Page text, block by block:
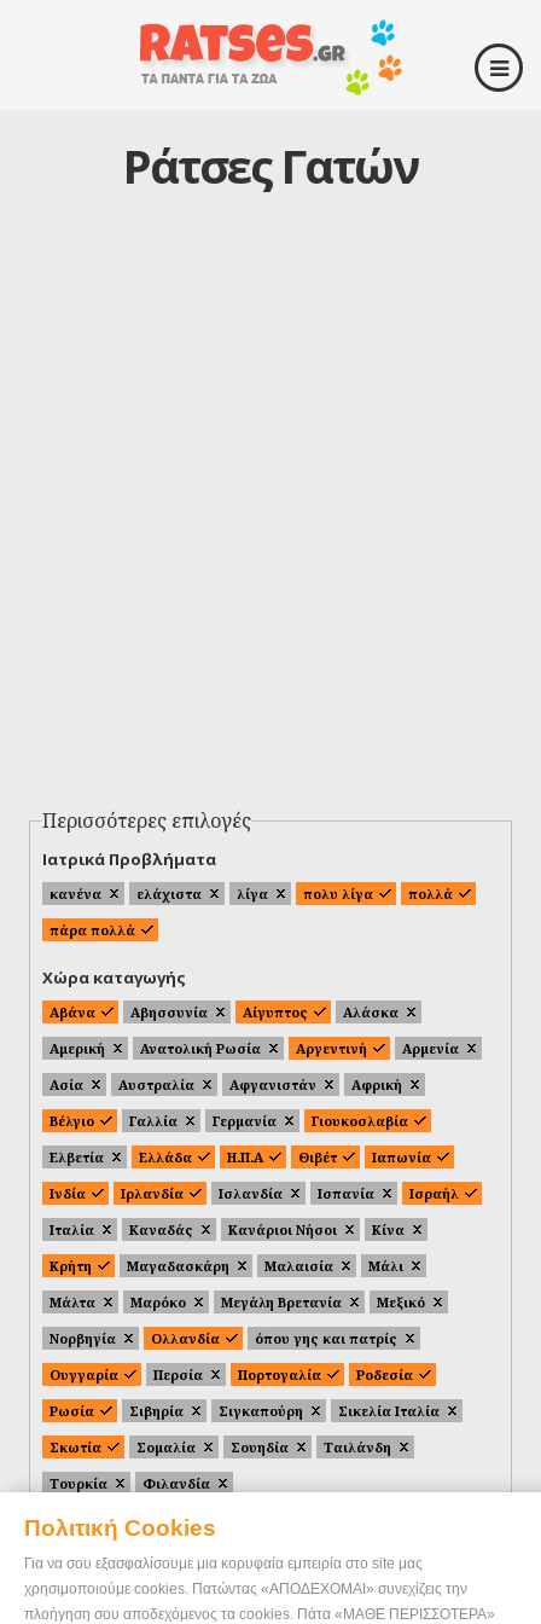
Πολιτική Cookies
Για να σου εξασφαλίσουμε μια κορυφαία εμπειρία στο site μας
χρησιμοποιούμε cookies. Πατώντας «ΑΠΟΔΕΧΟΜΑΙ» συνεχίζεις την
πλοήγηση σου αποδεχόμενος τα cookies. Πάτα «ΜΑΘΕ ΠΕΡΙΣΣΟΤΕΡΑ»
Ράτσες Γατών
Περισσότερες επιλογές
Ιατρικά Προβλήματα
κανένα ελάχιστα λίγα πολυ λίγα
πολλά
πάρα πολλά
Χώρα καταγωγής
Αβάνα Αβησσυνία Αίγυπτος
Αλάσκα
Αμερική
Ανατολική Ρωσία Αργεντινή
Αρμενία
Ασία
Αυστραλία Αφγανιστάν
Αφρική
Βέλγιο
Γαλλία Γερμανία
Γιουκοσλαβία
Ελβετία
Ελλάδα Η.Π.Α Θιβέτ
Ιαπωνία
Ινδία
Ιρλανδία Ισλανδία Ισπανία
Ισραήλ
Ιταλία
Καναδάς Κανάριοι Νήσοι
Κίνα
Κρήτη
Μαγαδασκάρη Μαλαισία
Μάλι
Μάλτα
Μαρόκο Μεγάλη Βρετανία
Μεξικό
Νορβηγία
Ολλανδία
όπου γης και πατρίς
Ουγγαρία
Περσία Πορτογαλία
Ροδεσία
Ρωσία
Σιβηρία Σιγκαπούρη
Σικελία Ιταλία
Σκωτία
Σομαλία Σουηδία
Ταιλάνδη
Τουρκία
Φιλανδία